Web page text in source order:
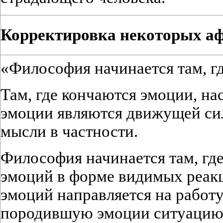
Корректировка некоторых
«Философия начинается там,
Там, где кончаются эмоции,
эмоции являются движущей
мысли в частности.
Философия начинается там,
эмоций в форме видимых
эмоций направляется на
породившую эмоции